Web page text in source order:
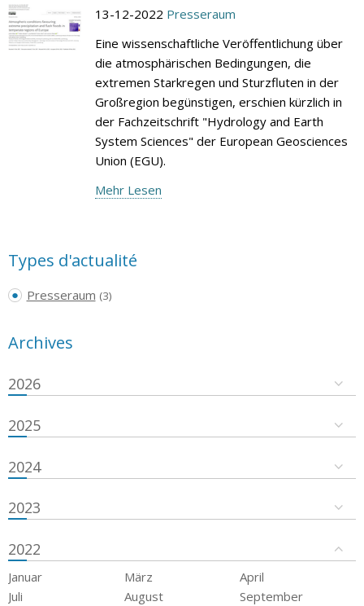
13-12-2022 Presseraum
Eine wissenschaftliche Veröffentlichung über
die atmosphärischen Bedingungen, die
extremen Starkregen und Sturzfluten in der
Großregion begünstigen, erschien kürzlich in
der Fachzeitschrift "Hydrology and Earth
System Sciences" der European Geosciences
Union (EGU).
Mehr Lesen
Types d'actualité
Presseraum (3)
Archives
2026
2025
2024
2023
2022
Januar März
April
Juli
August
September